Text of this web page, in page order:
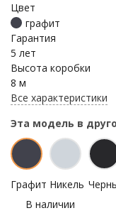
Цвет
графит
Гарантия
5 лет
Высота коробки
8 м
Все характеристики
Эта модель в
Графит Никель
В наличии